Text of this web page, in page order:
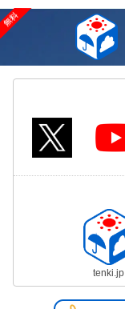
tenki.jp